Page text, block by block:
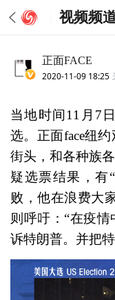
视频频
正面FACE
2020-11-09 18:25
当地时间11月7
选。正面face纽
街头，和各种族
疑选票结果，有
败，他在浪费大
则呼吁：“在疫
诉特朗普。并把